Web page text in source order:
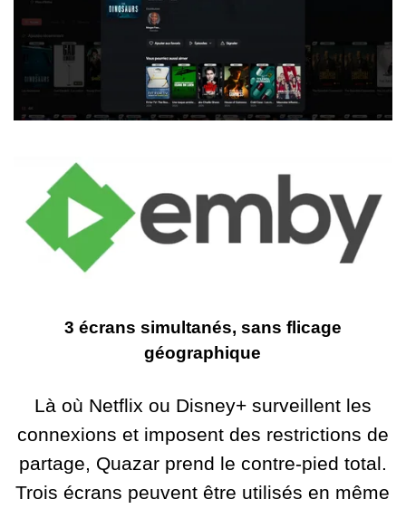
3 écrans simultanés, sans flicage
géographique
Là où Netflix ou Disney+ surveillent les
connexions et imposent des restrictions de
partage, Quazar prend le contre-pied total.
Trois écrans peuvent être utilisés en même